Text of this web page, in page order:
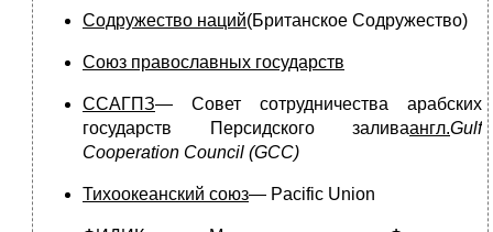
Содружество наций(Британское Содружество)
Союз православных государств
ССАГПЗ— Совет сотрудничества арабских
государств Персидского заливаангл.Gulf
Cooperation Council (GCC)
Тихоокеанский союз— Pacific Union